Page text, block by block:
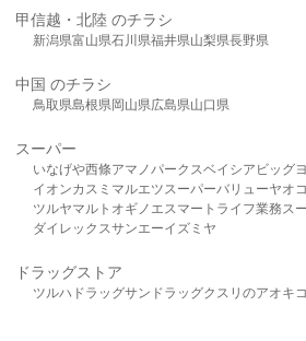
甲信越・北陸 のチラシ
新潟県富山県石川県福井県山梨県長野県
中国 のチラシ
鳥取県島根県岡山県広島県山口県
スーパー
いなげや西條アマノパークスベイシア ビッグ
イオンカスミ マルエツスーパーバリューヤオ
ツルヤマルト オギノ エスマート ライフ業務ス
ダイレックスサンエーイズミヤ
ドラッグストア
ツルハドラッグサンドラッグクスリのアオキ